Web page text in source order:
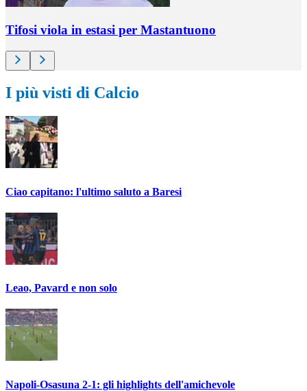
Tifosi viola in estasi per Mastantuono
I più visti di Calcio
Ciao capitano: l'ultimo saluto a Baresi
Leao, Pavard e non solo
Napoli-Osasuna 2-1: gli highlights dell'amichevole